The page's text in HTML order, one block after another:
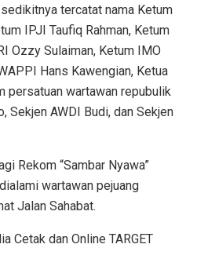
tercatat nama Ketum
IPJI Taufiq Rahman, Ketum
Ozzy Sulaiman, Ketum IMO
Hans Kawengian, Ketua
persatuan wartawan repubulik
Sekjen AWDI Budi, dan Sekjen
Rekom “Sambar Nyawa”
wartawan pejuang
Jalan Sahabat.
Cetak dan Online TARGET